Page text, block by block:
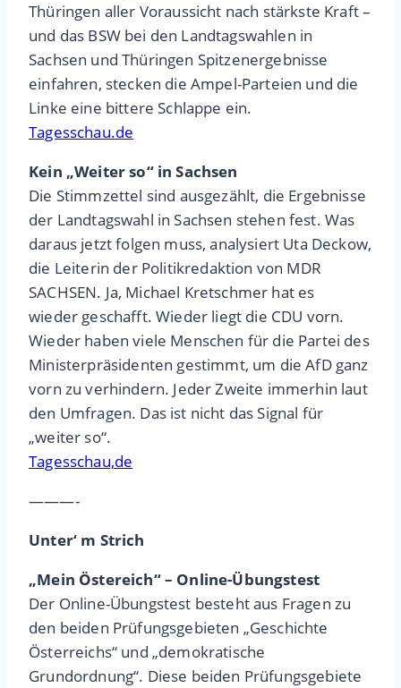
Thüringen aller Voraussicht nach stärkste Kraft –
und das BSW bei den Landtagswahlen in
Sachsen und Thüringen Spitzenergebnisse
einfahren, stecken die Ampel-Parteien und die
Linke eine bittere Schlappe ein.
Tagesschau.de
Kein „Weiter so“ in Sachsen
Die Stimmzettel sind ausgezählt, die Ergebnisse
der Landtagswahl in Sachsen stehen fest. Was
daraus jetzt folgen muss, analysiert Uta Deckow,
die Leiterin der Politikredaktion von MDR
SACHSEN. Ja, Michael Kretschmer hat es
wieder geschafft. Wieder liegt die CDU vorn.
Wieder haben viele Menschen für die Partei des
Ministerpräsidenten gestimmt, um die AfD ganz
vorn zu verhindern. Jeder Zweite immerhin laut
den Umfragen. Das ist nicht das Signal für
„weiter so“.
Tagesschau,de
———-
Unter‘ m Strich
„Mein Östereich“ – Online-Übungstest
Der Online-Übungstest besteht aus Fragen zu
den beiden Prüfungsgebieten „Geschichte
Österreichs“ und „demokratische
Grundordnung“. Diese beiden Prüfungsgebiete